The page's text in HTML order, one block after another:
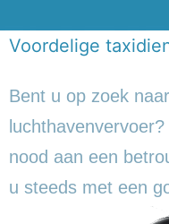
Voordelige
Bent u op zoek
nood aan een
u steeds met een